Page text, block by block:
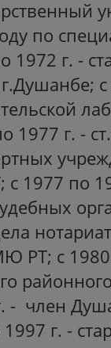
по
1972 г. -
г. -
1977 по
РТ; с
- член
1997 г. -